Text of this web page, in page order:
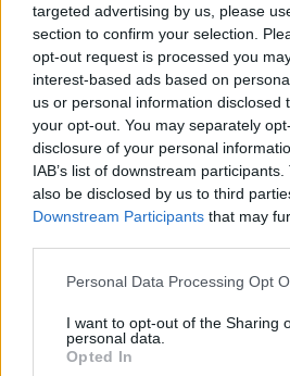
targeted advertising by us, please
section to confirm your selection.
opt-out request is processed you
interest-based ads based on
us or personal information disclosed
your opt-out. You may separately
disclosure of your personal
IAB’s list of downstream
also be disclosed by us to third
Downstream Participants that may
Personal Data Processing Opt
I want to opt-out of the Sharing
personal data.
Opted In
ben tapasztalt szélsőségesen
során megerősítést nyert,
hidrológiai szempontból
jelenti, hogy a Dél- és
sérülékeny.
Sustainable World
legjelentősebb üzleti
Portfolio Sustainable World 2026.
konferencia a zöld gazdasággal
aktualitásokkal, a legégetőbb
díjátadónak is. Részletek a
jelentkezésA mezőgazdaság...